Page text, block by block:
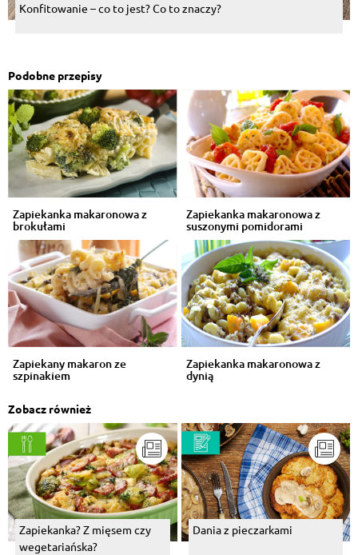
Konfitowanie – co to jest? Co to znaczy?
Podobne przepisy
Zapiekanka makaronowa z
brokułami
Zapiekanka makaronowa z
suszonymi pomidorami
Zapiekany makaron ze
szpinakiem
Zapiekanka makaronowa z
dynią
Zobacz również
Zapiekanka? Z mięsem czy
wegetariańska?
Dania z pieczarkami